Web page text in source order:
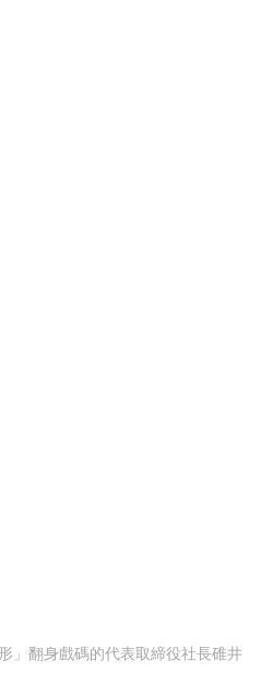
」翻身戲碼的代表取締役社長碓井